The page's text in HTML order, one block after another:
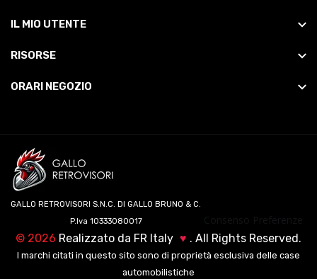
IL MIO UTENTE
RISORSE
ORARI NEGOZIO
GALLO RETROVISORI S.N.C. DI GALLO BRUNO & C.
P.Iva 10333080017
© 2026 Realizzato da FR Italy ♥ . All Rights Reserved.
I marchi citati in questo sito sono di proprietà esclusiva delle case
automobilistiche